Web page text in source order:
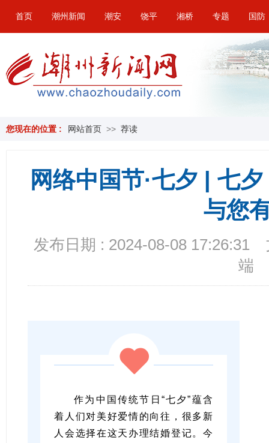
首页 潮州新闻 潮安 饶平 湘桥 专题 国防
您现在的位置 : 网站首页 >> 荐读
网络中国节·七夕 | 七
与您
发布日期 : 2024-08-08 17:26:31
端
作为中国传统节日“七夕”蕴含
着人们对美好爱情的向往，很多新
人会选择在这天办理结婚登记。今